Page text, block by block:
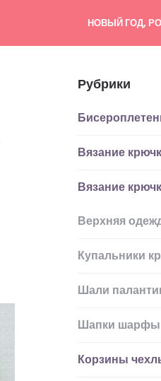
НОВЫЙ ГОД,
Рубрики
Вязание
Вязание
Верхняя
Купальники
Шали
Шапки шарфы
Корзины